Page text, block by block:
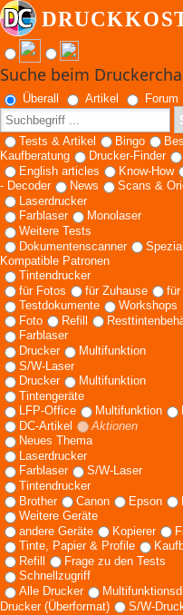
Suche beim
Überall Artikel Forum
Tests & Artikel Bingo
Kaufberatung
Drucker-Finder
English articles
Know-How
- Decoder
News Scans &
Laserdrucker
Farblaser
Monolaser
Weitere Tests
Dokumentenscanner
Kompatible Patronen
Tintendrucker
für Fotos
für Zuhause
für
Testdokumente
Workshops
Foto
Refill
Farblaser
Drucker
Multifunktion
S/W-Laser
Drucker
Multifunktion
Tintengeräte
LFP-Office
Multifunktion
DC-Artikel
Aktionen
Neues Thema
Laserdrucker
Farblaser
S/W-Laser
Tintendrucker
Brother
Canon Epson
Weitere Geräte
andere Geräte
Kopierer
Tinte, Papier & Profile
Refill
Frage zu den Tests
Schnellzugriff
Alle Drucker
Drucker (Überformat)
S/W-